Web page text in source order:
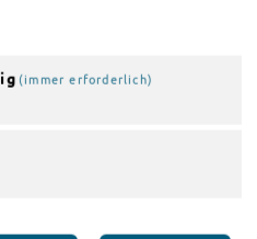
(immer erforderlich)